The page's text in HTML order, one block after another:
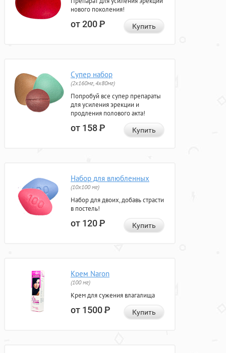
нового поколения!
от 200Р Купить
Супер набор
(2х160мг, 4х80мг)
Попробуй все супер препараты
для усиления эрекции и
продления полового акта!
от 158Р Купить
Набор для влюбленных
(10х100 мг)
Набор для двоих, добавь страсти
в постель!
от 120Р Купить
Крем Naron
(100 мг)
Крем для сужения влагалища
от 1500Р Купить